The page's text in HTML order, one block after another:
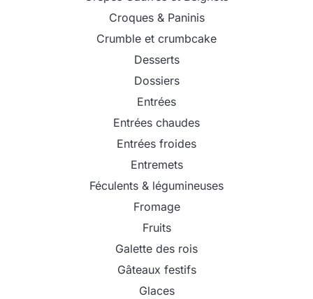
Croques & Paninis
Crumble et crumbcake
Desserts
Dossiers
Entrées
Entrées chaudes
Entrées froides
Entremets
Féculents & légumineuses
Fromage
Fruits
Galette des rois
Gâteaux festifs
Glaces